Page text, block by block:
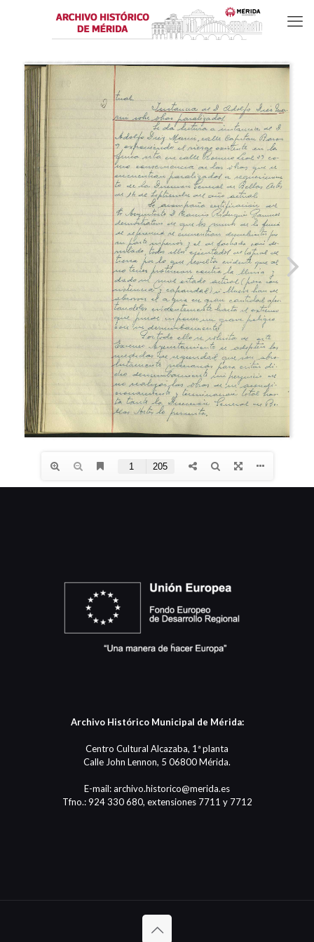
Archivo Histórico Municipal de Mérida:
Centro Cultural Alcazaba, 1ª planta
Calle John Lennon, 5 06800 Mérida.
E-mail: archivo.historico@merida.es
Tfno.: 924 330 680, extensiones 7711 y 7712